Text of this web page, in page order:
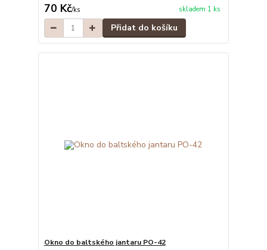
70 Kč/ks skladem 1 ks
Přidat do košíku
Okno do baltského jantaru PO-42